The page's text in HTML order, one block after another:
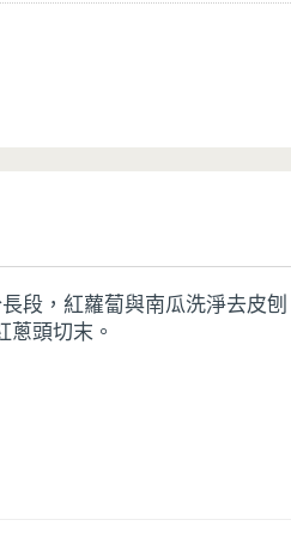
段，紅蘿蔔與南瓜洗淨去皮刨
蔥頭切末。